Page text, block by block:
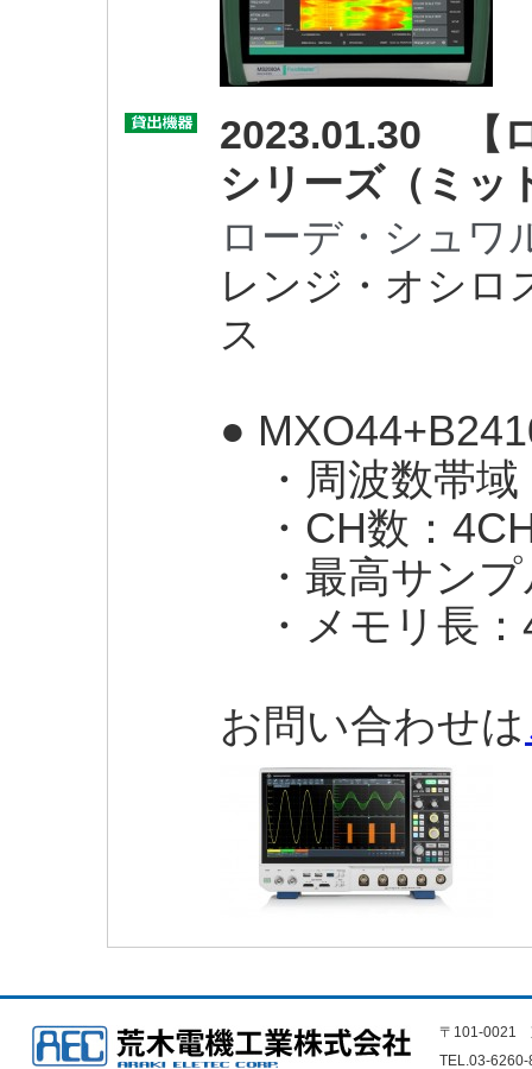
2023.01.30 【
シリーズ（ミッ
ローデ・シュワ
レンジ・オシロ
ス
●
・周波数帯域
・CH数：
・最高サンプ
・メモリ長：
お問い合わせは
〒101-0021
TEL.03-